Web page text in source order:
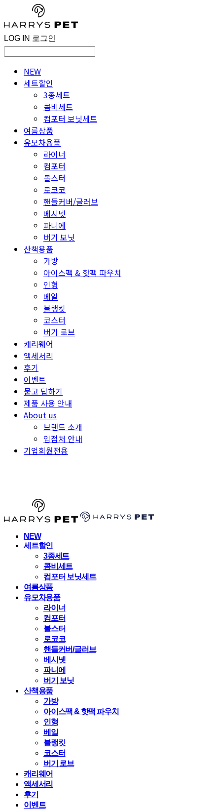
LOG IN 로그인
NEW
세트할인
3종세트
콤비세트
컴포터 보닛세트
여름상품
유모차용품
라이너
컴포터
볼스터
로코코
핸들커버/글러브
베시넷
파니에
버기 보닛
산책용품
가방
아이스팩 & 핫팩 파우치
인형
베일
블랭킷
코스터
버기 로브
캐리웨어
액세서리
후기
이벤트
묻고 답하기
제품 사용 안내
About us
브랜드 소개
입점처 안내
기업회원전용
NEW
세트할인
3종세트
콤비세트
컴포터 보닛세트
여름상품
유모차용품
라이너
컴포터
볼스터
로코코
핸들커버/글러브
베시넷
파니에
버기 보닛
산책용품
가방
아이스팩 & 핫팩 파우치
인형
베일
블랭킷
코스터
버기 로브
캐리웨어
액세서리
후기
이벤트